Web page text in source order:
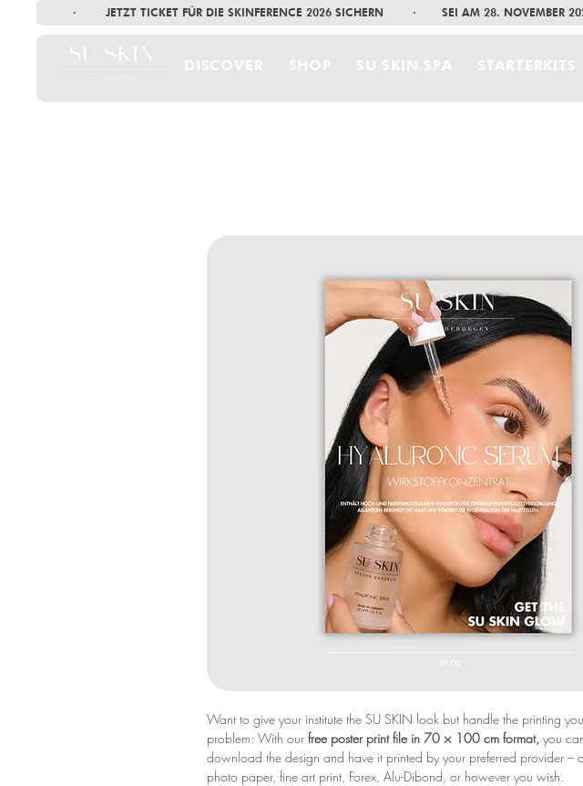
·        JETZT TICKET FÜR DIE SKINFERENCE 2026 SICHERN        ·       SEI AM 28. NOVEMBER
DISCOVER SHOP SU SKIN SPA STARTERKITS
Want to give your institute the SU SKIN look but handle the printing
problem: With our free poster print file in 70 × 100 cm format, you
download the design and have it printed by your preferred provider –
photo paper, fine art print, Forex, Alu-Dibond, or however you wish.